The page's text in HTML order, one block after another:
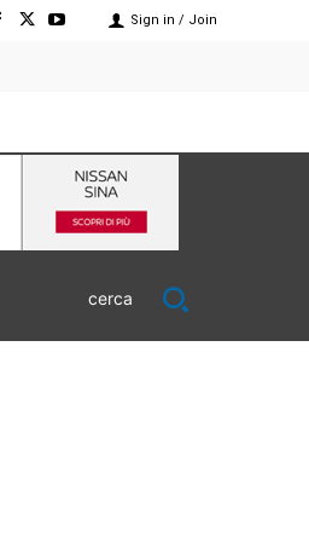
Sign in / Join
cerca